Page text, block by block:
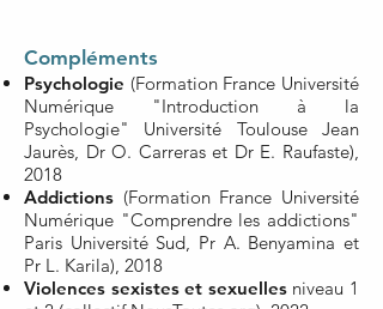
Compléments
Psychologie (Formation France Université
Numérique "Introduction à la
Psychologie" Université Toulouse Jean
Jaurès, Dr O. Carreras et Dr E. Raufaste),
2018
Addictions (Formation France Université
Numérique "Comprendre les addictions"
Paris Université Sud, Pr A. Benyamina et
Pr L. Karila), 2018
Violences sexistes et sexuellesniveau 1